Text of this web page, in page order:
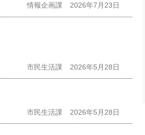
情報企画課 2026年7月23日
市民生活課 2026年5月28日
市民生活課 2026年5月28日